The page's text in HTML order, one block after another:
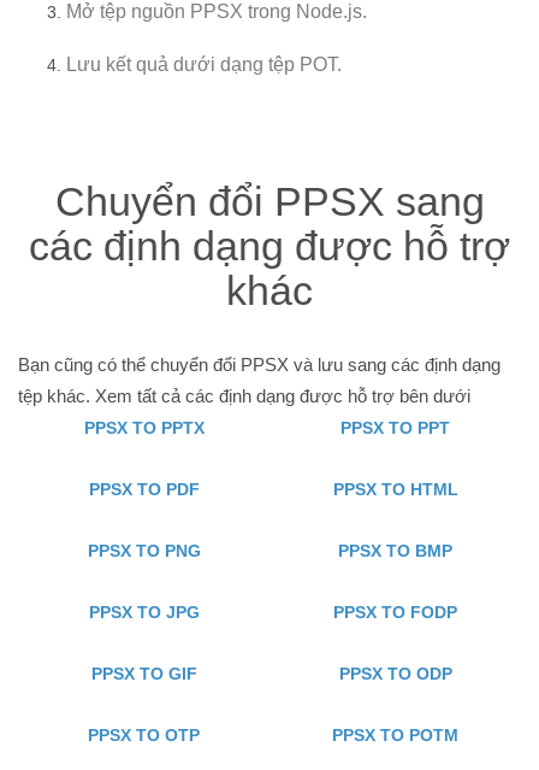
Mở tệp nguồn PPSX trong Node.js.
Lưu kết quả dưới dạng tệp POT.
Chuyển đổi PPSX sang
các định dạng được hỗ trợ
khác
Bạn cũng có thể chuyển đổi PPSX và lưu sang các định dạng
tệp khác. Xem tất cả các định dạng được hỗ trợ bên dưới
PPSX TO PPTX PPSX TO PPT
PPSX TO PDF PPSX TO HTML
PPSX TO PNG PPSX TO BMP
PPSX TO JPG PPSX TO FODP
PPSX TO GIF PPSX TO ODP
PPSX TO OTP PPSX TO POTM